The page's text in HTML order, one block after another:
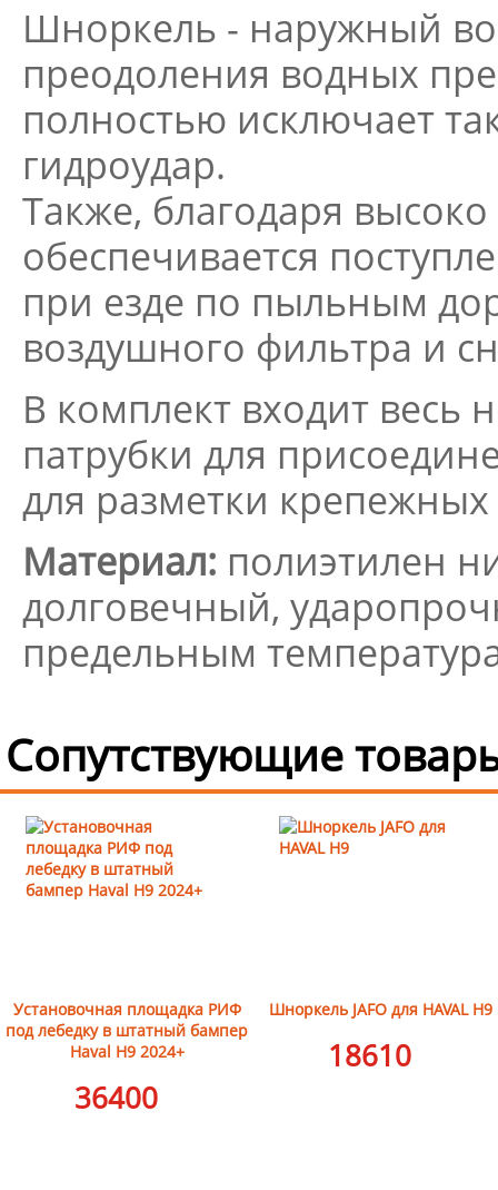
Шноркель - наружный
преодоления водных
полностью исключает
гидроудар.
Также, благодаря
обеспечивается
при езде по пыльным
воздушного фильтра и
В комплект входит
патрубки для
для разметки крепежных
Материал: полиэтилен
долговечный,
предельным
Сопутствующие
Установочная площадка РИФ
под лебедку в штатный бампер
Haval H9 2024+
36400
Шноркель JAFO для HAVAL H9
18610